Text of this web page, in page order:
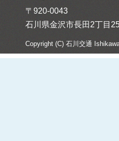
〒920-0043
石川県金沢市長田2丁目
Copyright (C) 石川交通